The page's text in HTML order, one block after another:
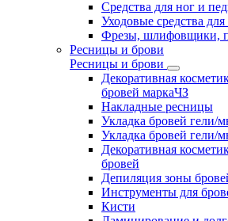
Средства для ног и
Уходовые средства
Фрезы, шлифовщики,
Ресницы и брови
Ресницы и брови
Декоративная
бровей маркаЧЗ
Накладные ресницы
Укладка бровей гели/
Укладка бровей гели/
Декоративная
бровей
Депиляция зоны
Инструменты для
Кисти